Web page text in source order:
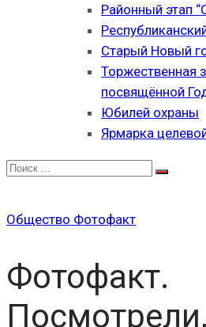
Районный этап
Старый Новый
Торжественная
посвящённой
Юбилей охраны
Ярмарка
Общество Фотофакт
Фотофакт.